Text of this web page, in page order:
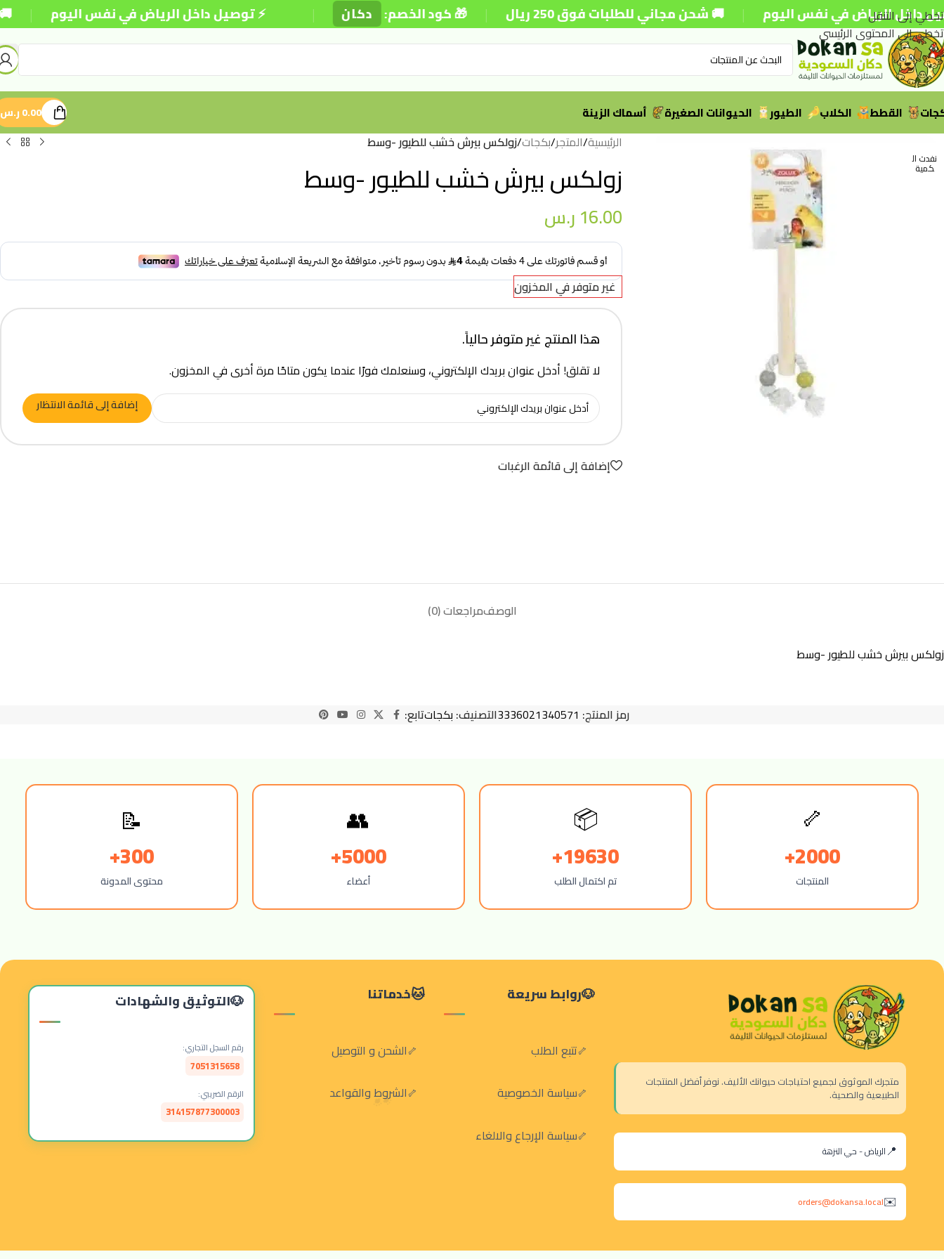
تخطي إلى التنقل
تخطي إلى المحتوى الرئيسي
⚡ توصيل داخل الرياض في نفس اليوم |
🚚 الرياض في نفس اليوم | 🚚 شحن مجاني للطلبات فوق 250 ريال | 🎁 كود الخصم: دكان
القطط الكلاب الطيور الحيوانات الصغيرة أسماك الزينة 0.00ر.س
نفدت ال
كمية
الرئيسية/المتجر/بكجات/زولكس بيرش خشب للطيور -وسط
زولكس بيرش خشب للطيور -وسط
16.00ر.س
غير متوفر في المخزون
هذا المنتج غير متوفر حالياً.
لا تقلق! أدخل عنوان بريدك الإلكتروني، وسنعلمك فورًا عندما يكون متاحًا مرة أخرى في المخزون.
إضافة إلى قائمة الانتظار
إضافة إلى قائمة الرغبات
الوصفمراجعات (0)
زولكس بيرش خشب للطيور -وسط
رمز المنتج: 3336021340571التصنيف: بكجاتتابع:
🦴
2000+
المنتجات
📦
19630+
تم اكتمال الطلب
👥
5000+
أعضاء
📝
300+
محتوى المدونة
متجرك الموثوق لجميع احتياجات حيوانك الأليف. نوفر أفضل المنتجات
الطبيعية والصحية.
الرياض - حي النزهة
orders@dokansa.local
روابط سريعة
تتبع الطلب
سياسة الخصوصية
سياسة الإرجاع والالغاء
خدماتنا
الشحن و التوصيل
الشروط والقواعد
التوثيق والشهادات
رقم السجل التجاري:
7051315658
الرقم الضريبي:
314157877300003